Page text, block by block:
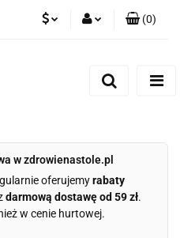
(0)
w zdrowienastole.pl
oferujemyrabaty
darmową dostawę od 59 zł.
w cenie hurtowej.